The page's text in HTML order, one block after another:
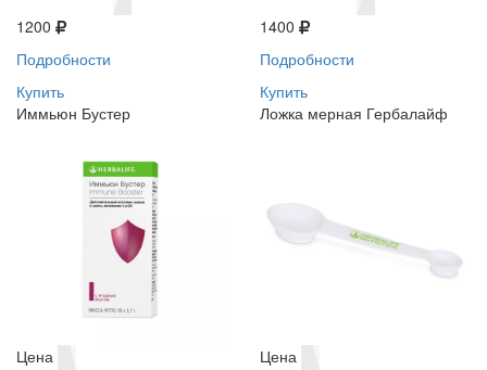
1200
Подробности
Купить
1400
Подробности
Купить
Иммьюн Бустер
Цена
Ложка мерная Гербалайф
Цена